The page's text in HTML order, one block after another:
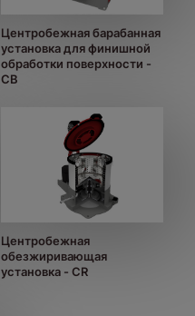
Центробежная барабанная
установка для финишной
обработки поверхности -
CB
Центробежная
обезжиривающая
установка - CR